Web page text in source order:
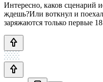
Интересно, каков сценарий
ждешь?Или воткнул и
заряжаются только первые